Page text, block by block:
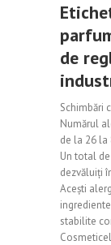
de
Schimbări
Numărul
de la 26 la
Un total
dezvăluiți
Acești
stabilite